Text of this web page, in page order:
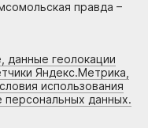
правда –
данные геолокации
Яндекс.Метрика,
использования
персональных данных.